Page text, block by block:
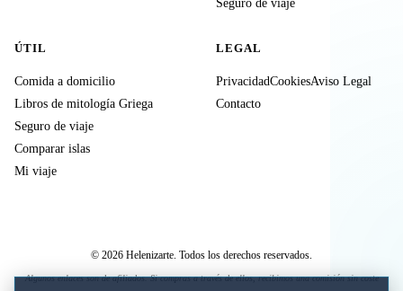
Seguro de viaje
ÚTIL
Comida a domicilio
Libros de mitología Griega
Seguro de viaje
Comparar islas
Mi viaje
LEGAL
PrivacidadCookiesAviso Legal
Contacto
© 2026 Helenizarte. Todos los derechos reservados.
Algunos enlaces son de afiliados. Si compras a través de ellos, recibimos una comisión sin coste